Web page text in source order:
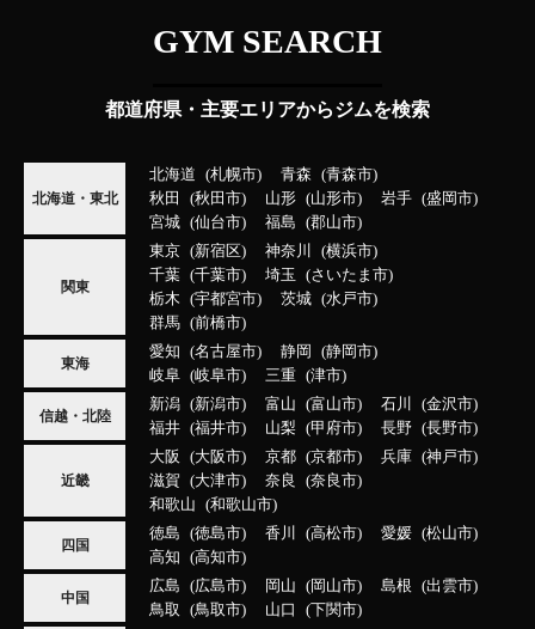
GYM SEARCH
都道府県・主要エリアからジムを検索
北海道・東北
北海道 札幌市 青森
青森市
秋田
秋田市 山形 山形市 岩手
盛岡市
宮城
仙台市 福島 郡山市
関東
東京 新宿区 神奈川
横浜市
千葉
千葉市 埼玉
さいたま市
栃木
宇都宮市 茨城
水戸市
群馬
前橋市
東海
愛知 名古屋市 静岡
静岡市
岐阜
岐阜市 三重 津市
信越・北陸
新潟 新潟市 富山 富山市 石川
金沢市
福井
福井市 山梨 甲府市 長野 長野市
近畿
大阪 大阪市 京都 京都市 兵庫
神戸市
滋賀
大津市 奈良
奈良市
和歌山
和歌山市
四国
徳島 徳島市 香川 高松市 愛媛
松山市
高知
高知市
中国
広島 広島市 岡山 岡山市 島根
出雲市
鳥取
鳥取市 山口 下関市